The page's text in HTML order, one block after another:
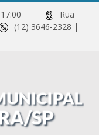
às 17:00
Rua
(12) 3646-2328 |